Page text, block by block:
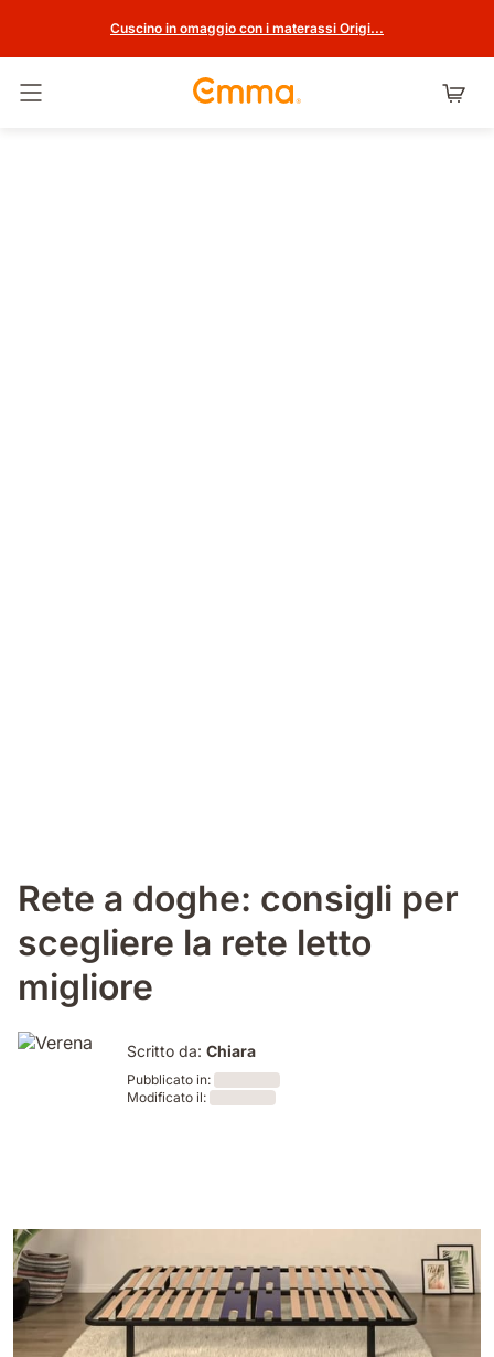
Cuscino in omaggio con i materassi Origi...
Rete a doghe: consigli per
scegliere la rete letto
migliore
Scritto da: Chiara
Pubblicato in:
Modificato il: